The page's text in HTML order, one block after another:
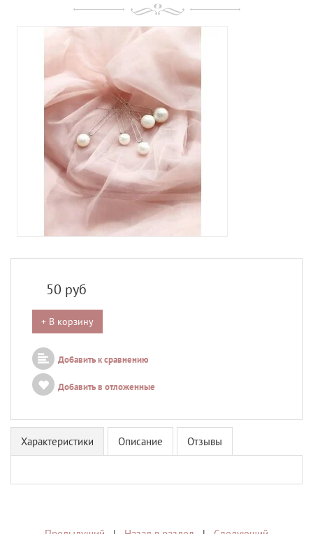
50 руб
+ В корзину
Добавить к сравнению
Добавить в отложенные
Характеристики Описание Отзывы